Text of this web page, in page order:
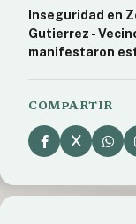
Inseguridad en
Gutierrez -
manifestaron
COMPARTIR